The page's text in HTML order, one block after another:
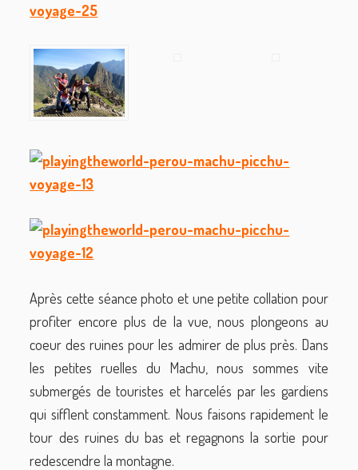
Après cette séance photo et une petite collation pour
profiter encore plus de la vue, nous plongeons au
coeur des ruines pour les admirer de plus près. Dans
les petites ruelles du Machu, nous sommes vite
submergés de touristes et harcelés par les gardiens
qui sifflent constamment. Nous faisons rapidement le
tour des ruines du bas et regagnons la sortie pour
redescendre la montagne.